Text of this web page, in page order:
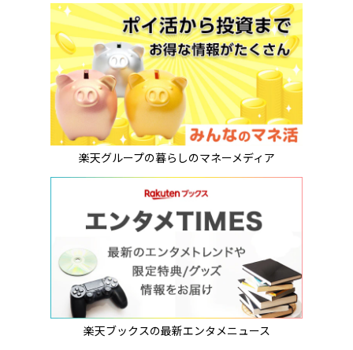
楽天グループの暮らしのマネーメディア
楽天ブックスの最新エンタメニュース